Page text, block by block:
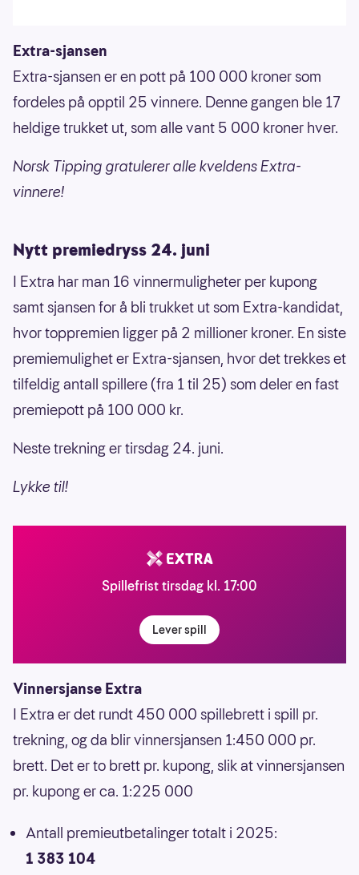
Extra-sjansen
Extra-sjansen er en pott på 100 000 kroner som
fordeles på opptil 25 vinnere. Denne gangen ble 17
heldige trukket ut, som alle vant 5 000 kroner hver.
Norsk Tipping gratulerer alle kveldens Extra-
vinnere!
Nytt premiedryss 24. juni
I Extra har man 16 vinnermuligheter per kupong
samt sjansen for å bli trukket ut som Extra-kandidat,
hvor toppremien ligger på 2 millioner kroner. En siste
premiemulighet er Extra-sjansen, hvor det trekkes et
tilfeldig antall spillere (fra 1 til 25) som deler en fast
premiepott på 100 000 kr.
Neste trekning er tirsdag 24. juni.
Lykke til!
Spillefrist tirsdag kl. 17:00
Lever spill
Vinnersjanse Extra
I Extra er det rundt 450 000 spillebrett i spill pr.
trekning, og da blir vinnersjansen 1:450 000 pr.
brett. Det er to brett pr. kupong, slik at vinnersjansen
pr. kupong er ca. 1:225 000
Antall premieutbetalinger totalt i 2025:
1 383 104